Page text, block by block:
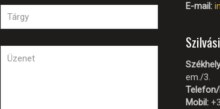
E-mail:
em./3.
Telefon/
Mobil: